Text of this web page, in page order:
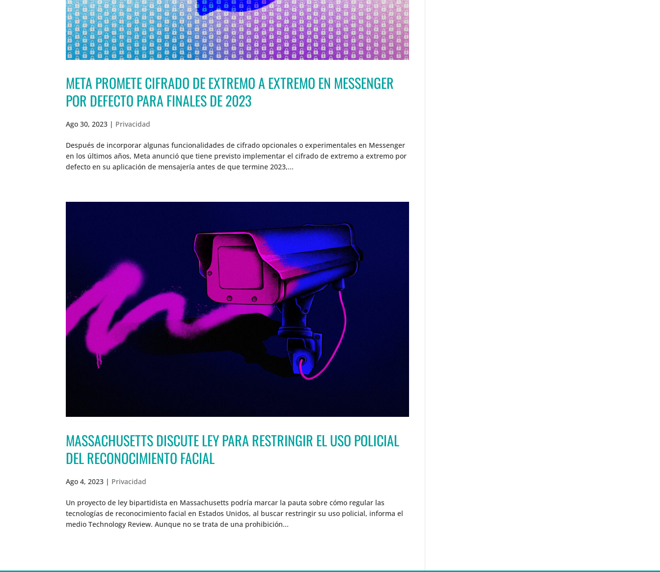
META PROMETE CIFRADO DE EXTREMO A EXTREMO EN MESSENGER
POR DEFECTO PARA FINALES DE 2023
Ago 30, 2023 | Privacidad
Después de incorporar algunas funcionalidades de cifrado opcionales o experimentales en Messenger
en los últimos años, Meta anunció que tiene previsto implementar el cifrado de extremo a extremo por
defecto en su aplicación de mensajería antes de que termine 2023,...
MASSACHUSETTS DISCUTE LEY PARA RESTRINGIR EL USO POLICIAL
DEL RECONOCIMIENTO FACIAL
Ago 4, 2023 | Privacidad
Un proyecto de ley bipartidista en Massachusetts podría marcar la pauta sobre cómo regular las
tecnologías de reconocimiento facial en Estados Unidos, al buscar restringir su uso policial, informa el
medio Technology Review. Aunque no se trata de una prohibición...